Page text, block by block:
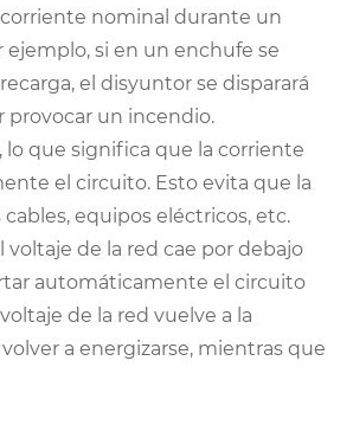
nominal durante un
si en un enchufe se
el disyuntor se disparará
provocar un incendio.
que significa que la corriente
el circuito. Esto evita que la
equipos eléctricos, etc.
de la red cae por debajo
automáticamente el circuito
de la red vuelve a la
a energizarse, mientras que